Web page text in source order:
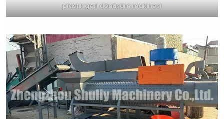
plastik geri dönüşüm makinesi